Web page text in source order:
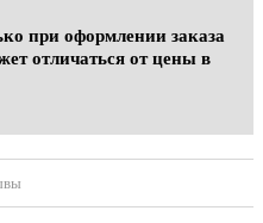
при оформлении заказа
отличаться от цены в